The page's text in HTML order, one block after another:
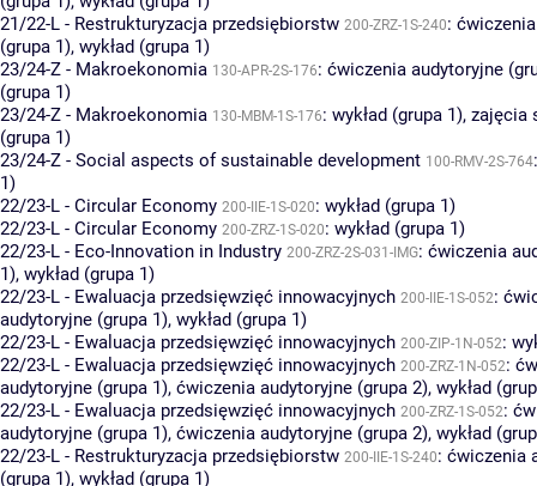
21/22-L - Restrukturyzacja przedsiębiorstw 200-ZRZ-1S-240:
(grupa 1), wykład (grupa 1)
23/24-Z - Makroekonomia 130-APR-2S-176: ćwiczenia audytoryjne
(grupa 1)
23/24-Z - Makroekonomia 130-MBM-1S-176: wykład (grupa 1), zajęcia
(grupa 1)
23/24-Z - Social aspects of sustainable development 100-RMV-2S-764
1)
22/23-L - Circular Economy 200-IIE-1S-020: wykład (grupa 1)
22/23-L - Circular Economy 200-ZRZ-1S-020: wykład (grupa 1)
22/23-L - Eco-Innovation in Industry 200-ZRZ-2S-031-IMG: ćwiczenia
1), wykład (grupa 1)
22/23-L - Ewaluacja przedsięwzięć innowacyjnych 200-IIE-1S-052:
audytoryjne (grupa 1), wykład (grupa 1)
22/23-L - Ewaluacja przedsięwzięć innowacyjnych 200-ZIP-1N-052:
22/23-L - Ewaluacja przedsięwzięć innowacyjnych 200-ZRZ-1N-052:
audytoryjne (grupa 1), ćwiczenia audytoryjne (grupa 2), wykład
22/23-L - Ewaluacja przedsięwzięć innowacyjnych 200-ZRZ-1S-052:
audytoryjne (grupa 1), ćwiczenia audytoryjne (grupa 2), wykład
22/23-L - Restrukturyzacja przedsiębiorstw 200-IIE-1S-240: ćwiczenia
(grupa 1), wykład (grupa 1)